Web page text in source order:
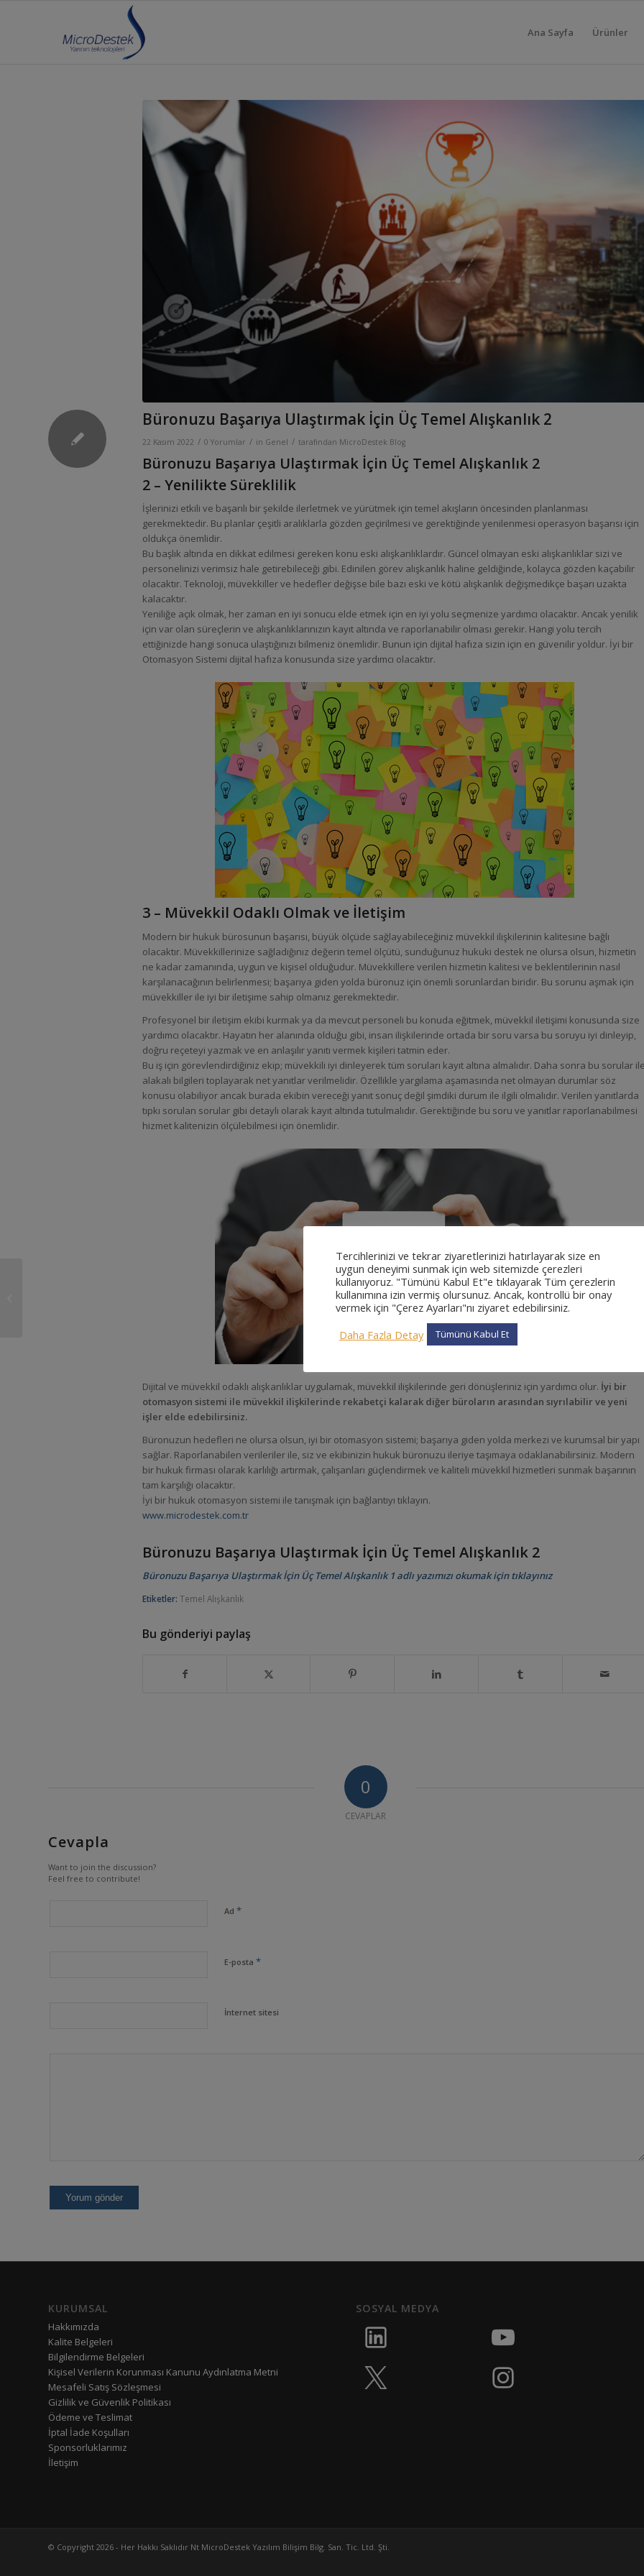
Ana Sayfa Ürünler
Büronuzu Başarıya Ulaştırmak İçin Üç Temel Alışkanlık 2
22 Kasım 2022 / 0 Yorumlar / in Genel / tarafından MicroDestek Blog
Büronuzu Başarıya Ulaştırmak İçin Üç Temel Alışkanlık 2
2 – Yenilikte Süreklilik
İşlerinizi etkili ve başarılı bir şekilde ilerletmek ve yürütmek için temel akışların öncesinden planlanması
gerekmektedir. Bu planlar çeşitli aralıklarla gözden geçirilmesi ve gerektiğinde yenilenmesi operasyon başarısı için
oldukça önemlidir.
Bu başlık altında en dikkat edilmesi gereken konu eski alışkanlıklardır. Güncel olmayan eski alışkanlıklar sizi ve
personelinizi verimsiz hale getirebileceği gibi. Edinilen görev alışkanlık haline geldiğinde, kolayca gözden kaçabilir
olacaktır. Teknoloji, müvekkiller ve hedefler değişse bile bazı eski ve kötü alışkanlık değişmedikçe başarı uzakta
kalacaktır.
Yeniliğe açık olmak, her zaman en iyi sonucu elde etmek için en iyi yolu seçmenize yardımcı olacaktır. Ancak yenilik
için var olan süreçlerin ve alışkanlıklarınızın kayıt altında ve raporlanabilir olması gerekir. Hangi yolu tercih
ettiğinizde hangi sonuca ulaştığınızı bilmeniz önemlidir. Bunun için dijital hafıza sizin için en güvenilir yoldur. İyi bir
Otomasyon Sistemi dijital hafıza konusunda size yardımcı olacaktır.
3 – Müvekkil Odaklı Olmak ve İletişim
Modern bir hukuk bürosunun başarısı, büyük ölçüde sağlayabileceğiniz müvekkil ilişkilerinin kalitesine bağlı
olacaktır. Müvekkillerinize sağladığınız değerin temel ölçütü, sunduğunuz hukuki destek ne olursa olsun, hizmetin
ne kadar zamanında, uygun ve kişisel olduğudur. Müvekkillere verilen hizmetin kalitesi ve beklentilerinin nasıl
karşılanacağının belirlenmesi; başarıya giden yolda büronuz için önemli sorunlardan biridir. Bu sorunu aşmak için
müvekkiller ile iyi bir iletişime sahip olmanız gerekmektedir.
Profesyonel bir iletişim ekibi kurmak ya da mevcut personeli bu konuda eğitmek, müvekkil iletişimi konusunda size
yardımcı olacaktır. Hayatın her alanında olduğu gibi, insan ilişkilerinde ortada bir soru varsa bu soruyu iyi dinleyip,
doğru reçeteyi yazmak ve en anlaşılır yanıtı vermek kişileri tatmin eder.
Bu iş için görevlendirdiğiniz ekip; müvekkili iyi dinleyerek tüm soruları kayıt altına almalıdır. Daha sonra bu sorular ile
alakalı bilgileri toplayarak net yanıtlar verilmelidir. Özellikle yargılama aşamasında net olmayan durumlar söz
konusu olabiliyor ancak burada ekibin vereceği yanıt sonuç değil şimdiki durum ile ilgili olmalıdır. Verilen yanıtlarda
tıpkı sorulan sorular gibi detaylı olarak kayıt altında tutulmalıdır. Gerektiğinde bu soru ve yanıtlar raporlanabilmesi
hizmet kalitenizin ölçülebilmesi için önemlidir.
Dijital ve müvekkil odaklı alışkanlıklar uygulamak, müvekkil ilişkilerinde geri dönüşleriniz için yardımcı olur. İyi bir
otomasyon sistemi ile müvekkil ilişkilerinde rekabetçi kalarak diğer büroların arasından sıyrılabilir ve yeni
işler elde edebilirsiniz.
Büronuzun hedefleri ne olursa olsun, iyi bir otomasyon sistemi; başarıya giden yolda merkezi ve kurumsal bir yapı
sağlar. Raporlanabilen verileriler ile, siz ve ekibinizin hukuk büronuzu ileriye taşımaya odaklanabilirsiniz. Modern
bir hukuk firması olarak karlılığı artırmak, çalışanları güçlendirmek ve kaliteli müvekkil hizmetleri sunmak başarının
tam karşılığı olacaktır.
İyi bir hukuk otomasyon sistemi ile tanışmak için bağlantıyı tıklayın.
www.microdestek.com.tr
Büronuzu Başarıya Ulaştırmak İçin Üç Temel Alışkanlık 2
Büronuzu Başarıya Ulaştırmak İçin Üç Temel Alışkanlık 1 adlı yazımızı okumak için tıklayınız
Etiketler: Temel Alışkanlık
Bu gönderiyi paylaş
0
CEVAPLAR
Cevapla
Want to join the discussion?
Feel free to contribute!
Ad *
E-posta *
İnternet sitesi
KURUMSAL
Hakkımızda
Kalite Belgeleri
Bilgilendirme Belgeleri
Kişisel Verilerin Korunması Kanunu Aydınlatma Metni
Mesafeli Satış Sözleşmesi
Gizlilik ve Güvenlik Politikası
Ödeme ve Teslimat
İptal İade Koşulları
Sponsorluklarımız
İletişim
SOSYAL MEDYA
© Copyright 2026 - Her Hakkı Saklıdır Nt MicroDestek Yazılım Bilişim Bilg. San. Tic. Ltd. Şti.
Tercihlerinizi ve tekrar ziyaretlerinizi hatırlayarak size en
uygun deneyimi sunmak için web sitemizde çerezleri
kullanıyoruz. "Tümünü Kabul Et"e tıklayarak Tüm çerezlerin
kullanımına izin vermiş olursunuz. Ancak, kontrollü bir onay
vermek için "Çerez Ayarları"nı ziyaret edebilirsiniz.
Daha Fazla Detay
Tümünü Kabul Et